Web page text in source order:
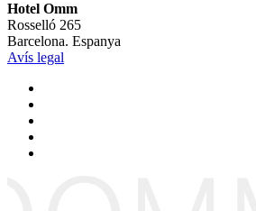
Hotel Omm
Rosselló 265
Barcelona. Espanya
Avís legal